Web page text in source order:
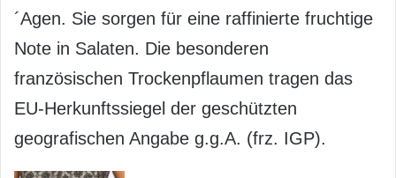
´Agen. Sie sorgen für eine raffinierte fruchtige
Note in Salaten. Die besonderen
französischen Trockenpflaumen tragen das
EU-Herkunftssiegel der geschützten
geografischen Angabe g.g.A. (frz. IGP).